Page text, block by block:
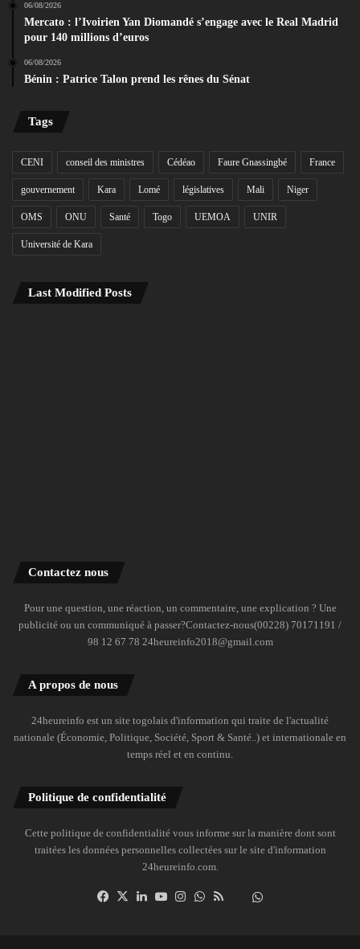
06/08/2026
Mercato : l’Ivoirien Yan Diomandé s’engage avec le Real Madrid
pour 140 millions d’euros
06/08/2026
Bénin : Patrice Talon prend les rênes du Sénat
Tags
CENI conseil des ministres Cédéao Faure Gnassingbé France
gouvernement Kara Lomé législatives Mali Niger
OMS ONU Santé Togo UEMOA UNIR
Université de Kara
Last Modified Posts
Contactez nous
Pour une question, une réaction, un commentaire, une explication ? Une
publicité ou un communiqué à passer?Contactez-nous(00228) 70171191 /
98 12 67 78 24heureinfo2018@gmail.com
A propos de nous
24heureinfo est un site togolais d'information qui traite de l'actualité
nationale (Économie, Politique, Société, Sport & Santé..) et internationale en
temps réel et en continu.
Politique de confidentialité
Cette politique de confidentialité vous informe sur la manière dont sont
traitées les données personnelles collectées sur le site d'information
24heureinfo.com.
Facebook
X LinkedinYouTubeInstagramWhatsAppDailymotion